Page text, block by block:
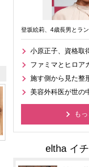
登坂絵莉、4歳長男とラ
小原正子、資格取
ファミマとヒロア
施す側から見た整
美容外科医が世の
も